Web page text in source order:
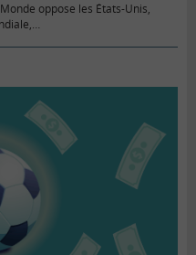
oppose les États-Unis,